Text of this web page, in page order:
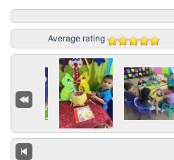
Average rating